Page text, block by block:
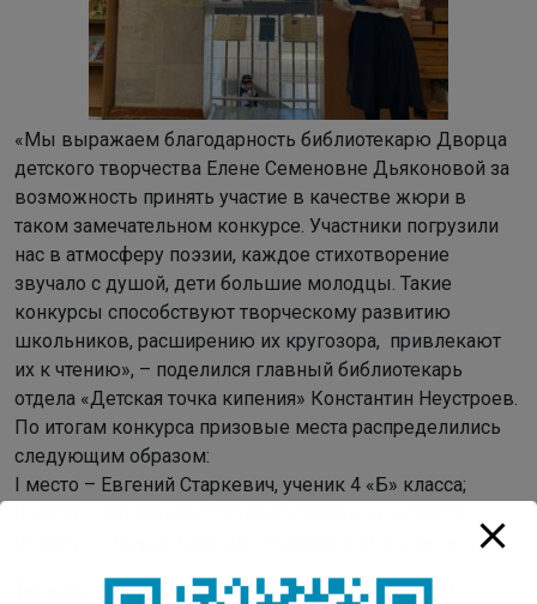
«Мы выражаем благодарность библиотекарю Дворца
детского творчества Елене Семеновне Дьяконовой за
возможность принять участие в качестве жюри в
таком замечательном конкурсе. Участники погрузили
нас в атмосферу поэзии, каждое стихотворение
звучало с душой, дети большие молодцы. Такие
конкурсы способствуют творческому развитию
школьников, расширению их кругозора, привлекают
их к чтению», – поделился главный библиотекарь
отдела «Детская точка кипения» Константин Неустроев.
По итогам конкурса призовые места распределились
следующим образом:
I место – Евгений Старкевич, ученик 4 «Б» класса;
Также всем участникам конкурса были вручены